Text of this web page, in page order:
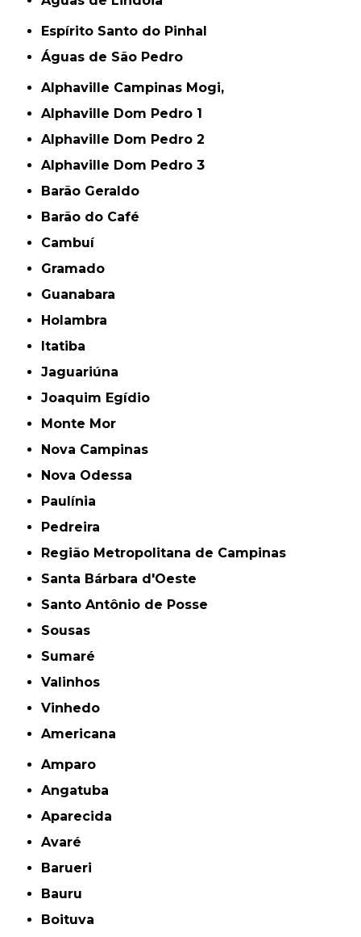
Espírito Santo do Pinhal
Águas de São Pedro
Alphaville Campinas Mogi,
Alphaville Dom Pedro 1
Alphaville Dom Pedro 2
Alphaville Dom Pedro 3
Barão Geraldo
Barão do Café
Cambuí
Gramado
Guanabara
Holambra
Itatiba
Jaguariúna
Joaquim Egídio
Monte Mor
Nova Campinas
Nova Odessa
Paulínia
Pedreira
Região Metropolitana de Campinas
Santa Bárbara d'Oeste
Santo Antônio de Posse
Sousas
Sumaré
Valinhos
Vinhedo
americana
Amparo
Angatuba
Aparecida
Avaré
Barueri
Bauru
Boituva